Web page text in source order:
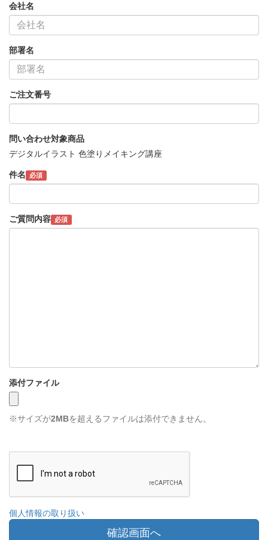
会社名
部署名
ご注文番号
問い合わせ対象商品
デジタルイラスト 色塗りメイキング講座
件名 必須
ご質問内容 必須
添付ファイル
※サイズが2MBを超えるファイルは添付できません。
個人情報の取り扱い
確認画面へ